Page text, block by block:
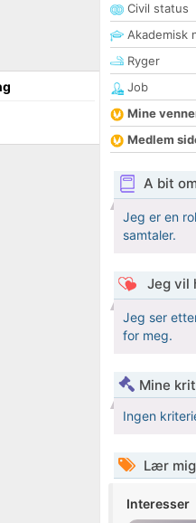
Civil status
Akademisk
Ryger
Job
Mine
Medlem
A bit
Jeg er en
samtaler.
Jeg vil
Jeg ser
for meg.
Mine
Ingen
Lær
Interesser